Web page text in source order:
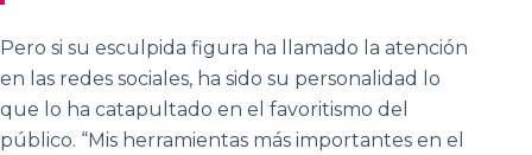
Pero si su esculpida figura ha llamado la atención
en las redes sociales, ha sido su personalidad lo
que lo ha catapultado en el favoritismo del
público. “Mis herramientas más importantes en el